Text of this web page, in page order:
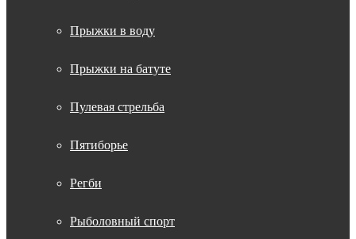
Прыжки в воду
Прыжки на батуте
Пулевая стрельба
Пятиборье
Регби
Рыболовный спорт